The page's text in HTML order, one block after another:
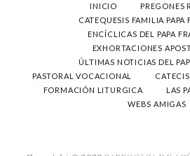
INICIO
PREGONES
CATEQUESIS FAMILIA PAPA
ENCÍCLICAS DEL PAPA
EXHORTACIONES
ÚLTIMAS NOTICIAS DEL
PASTORAL VOCACIONAL
FORMACIÓN LITURGICA
LAS
WEBS AMIGAS